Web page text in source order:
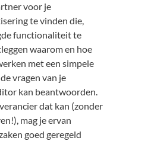
voor je
te vinden die,
functionaliteit te
waarom en hoe
met een simpele
vragen van je
kan beantwoorden.
dat kan (zonder
mag je ervan
goed geregeld